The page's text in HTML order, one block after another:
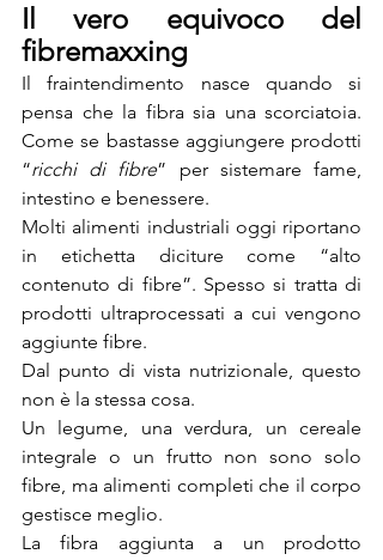
Il vero equivoco del
fibremaxxing
Il fraintendimento nasce quando si
pensa che la fibra sia una scorciatoia.
Come se bastasse aggiungere prodotti
“ricchi di fibre” per sistemare fame,
intestino e benessere.
Molti alimenti industriali oggi riportano
in etichetta diciture come “alto
contenuto di fibre”. Spesso si tratta di
prodotti ultraprocessati a cui vengono
aggiunte fibre.
Dal punto di vista nutrizionale, questo
non è la stessa cosa.
Un legume, una verdura, un cereale
integrale o un frutto non sono solo
fibre, ma alimenti completi che il corpo
gestisce meglio.
La fibra aggiunta a un prodotto